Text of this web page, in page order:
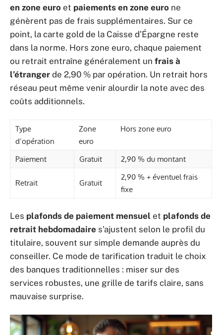
en zone euro et paiements en zone euro ne
génèrent pas de frais supplémentaires. Sur ce
point, la carte gold de la Caisse d’Épargne reste
dans la norme. Hors zone euro, chaque paiement
ou retrait entraîne généralement un frais à
l’étranger de 2,90 % par opération. Un retrait hors
réseau peut même venir alourdir la note avec des
coûts additionnels.
Type
d’opération
Zone
euro
Hors zone euro
Paiement Gratuit 2,90 % du montant
Retrait Gratuit
2,90 % + éventuel frais
fixe
Les plafonds de paiement mensuel et plafonds de
retrait hebdomadaire s’ajustent selon le profil du
titulaire, souvent sur simple demande auprès du
conseiller. Ce mode de tarification traduit le choix
des banques traditionnelles : miser sur des
services robustes, une grille de tarifs claire, sans
mauvaise surprise.